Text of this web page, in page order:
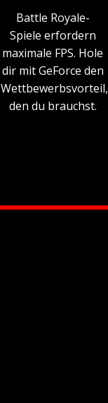
Battle Royale-
Spiele erfordern
maximale FPS. Hole
dir mit GeForce den
Wettbewerbsvorteil,
den du brauchst.